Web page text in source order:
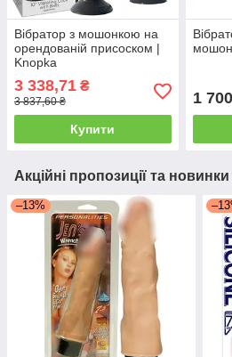
Вібратор з мошонкою на
орендованій присоском |
Knopka
3 338,71 ₴
3 837,60 ₴
Купити
1 700
Акційні пропозиції та новинки
–13%